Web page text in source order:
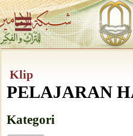
Klip
PELAJARAN
Kategori